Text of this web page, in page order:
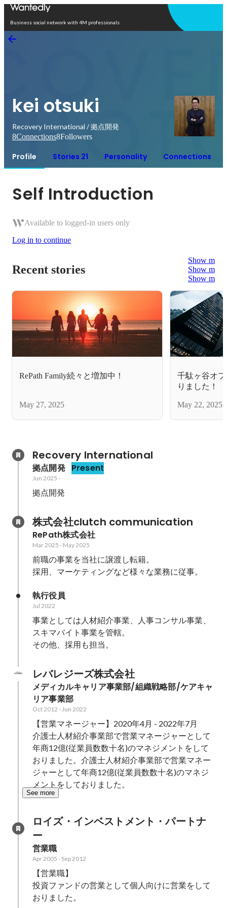
Business social network with 4M professionals
kei otsuki
Recovery International / 拠点開発
8Connections8Followers
Profile Stories 21 Personality Connections
Self Introduction
Available to logged-in users only
Log in to continue
Recent stories
Show more
Show more
Show more
RePath Family続々と増加中！
May 27, 2025
千駄ヶ谷オ
りました！
May 22, 2025
Recovery International
拠点開発 Present
Jun 2025 -
拠点開発
株式会社clutch communication
RePath株式会社
Mar 2025 - May 2025
前職の事業を当社に譲渡し転籍。
採用、マーケティングなど様々な業務に従事。
執行役員
Jul 2022
事業としては人材紹介事業、人事コンサル事業、
スキマバイト事業を管轄。
その他、採用も担当。
レバレジーズ株式会社
メディカルキャリア事業部/組織戦略部/ケアキャ
リア事業部
Oct 2012 - Jun 2022
【営業マネージャー】2020年4月 - 2022年7月
介護士人材紹介事業部で営業マネージャーとして
年商12億(従業員数数十名)のマネジメントをして
おりました。介護士人材紹介事業部で営業マネー
ジャーとして年商12億(従業員数数十名)のマネジ
メントをしておりました。
See more
ロイズ・インベストメント・パートナ
ー
営業職
Apr 2005 - Sep 2012
【営業職】
投資ファンドの営業として個人向けに営業をして
おりました。